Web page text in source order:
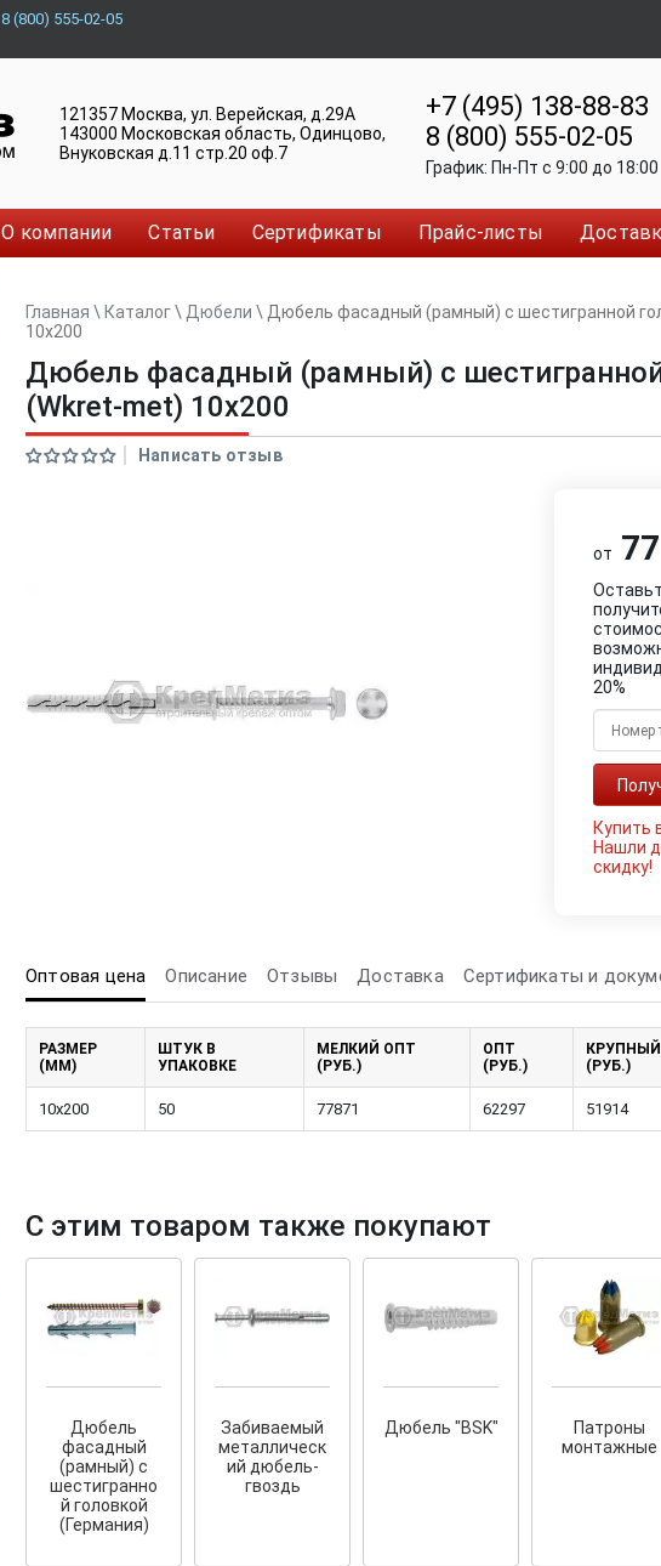
8 (800) 555-02-05
121357 Москва, ул. Верейская, д.29А
143000 Московская область, Одинцово,
Внуковская д.11 стр.20 оф.7
+7 (495) 138-88-83
8 (800) 555-02-05
График: Пн-Пт c 9:00 до 18:00
О компании Статьи Сертификаты Прайс-листы
Ликвидация остатков!
Саморезы кровельные HKR-R
HARPOON EURO
Ликвидация складских
Cкрытый крепеж
Крепление террас и фасадов
крепеж для деревянных террас
Главная \ Каталог\ Дюбели \ Дюбель фасадный (рамный) с шестигранной
10x200
Дюбель фасадный (рамный) с шестигранной
(Wkret-met) 10x200
Написать отзыв
от
20%
Купить
Нашли
скидку!
Оптовая цена Описание Отзывы Доставка Сертификаты и
РАЗМЕР
(ММ)
ШТУК В
УПАКОВКЕ
МЕЛКИЙ ОПТ
(РУБ.)
ОПТ
(РУБ.)
(РУБ.)
10x200 50 77871 62297 51914
С этим товаром также покупают
Дюбель
фасадный
(рамный) с
шестигранно
й головкой
(Германия)
Забиваемый
металлическ
ий дюбель-
гвоздь
Дюбель "BSK"
Патроны
монтажные